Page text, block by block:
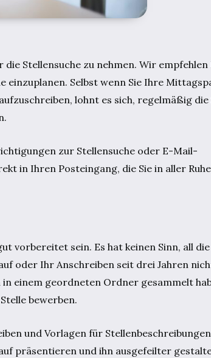
Stellensuche zu nehmen. Wir
einzuplanen. Selbst wenn Sie Ihre
lohnt es sich, regelmäßig
zur Stellensuche oder E-Mail-
in Ihren Posteingang, die Sie in aller
vorbereitet sein. Es hat keinen Sinn, all die
oder Ihr Anschreiben seit drei Jahren
einem geordneten Ordner gesammelt
bewerben.
und Vorlagen für
präsentieren und ihn ausgefeilter